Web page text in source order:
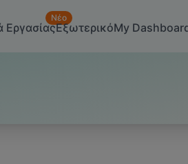
Εργασίας
Νέο
ΕξωτερικόMy